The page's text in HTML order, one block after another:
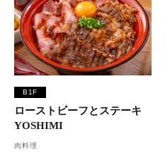
B1F
ローストビーフとステーキ
YOSHIMI
肉料理